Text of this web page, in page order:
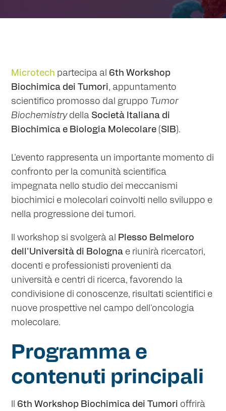
Microtech partecipa al 6th Workshop
Biochimica dei Tumori, appuntamento
scientifico promosso dal gruppo Tumor
Biochemistrydella Società Italiana di
Biochimica e Biologia Molecolare (SIB).
L'evento rappresenta un importante momento di
confronto per la comunità scientifica
impegnata nello studio dei meccanismi
biochimici e molecolari coinvolti nello sviluppo e
nella progressione dei tumori.
Il workshop si svolgerà al Plesso Belmeloro
dell'Università di Bologna e riunirà ricercatori,
docenti e professionisti provenienti da
università e centri di ricerca, favorendo la
condivisione di conoscenze, risultati scientifici e
nuove prospettive nel campo dell'oncologia
molecolare.
Programma e
contenuti principali
Il 6th Workshop Biochimica dei Tumori offrirà